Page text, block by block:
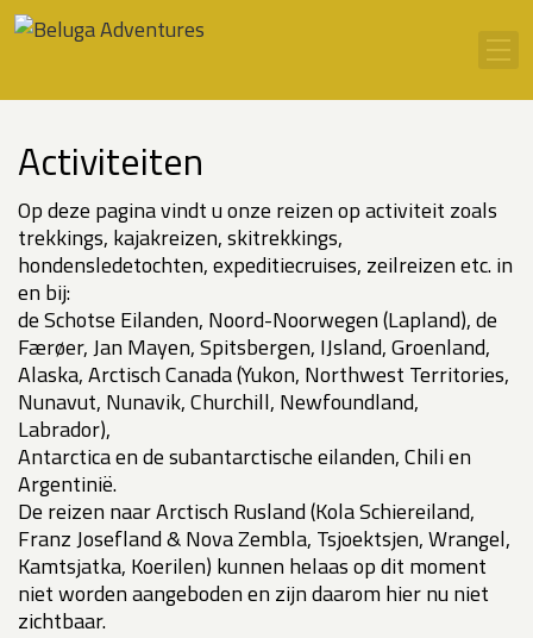
Ga naar inhoud
Activiteiten
Op deze pagina vindt u onze reizen op activiteit zoals
trekkings, kajakreizen, skitrekkings,
hondensledetochten, expeditiecruises, zeilreizen etc. in
en bij:
de Schotse Eilanden, Noord-Noorwegen (Lapland), de
Færøer, Jan Mayen, Spitsbergen, IJsland, Groenland,
Alaska, Arctisch Canada (Yukon, Northwest Territories,
Nunavut, Nunavik, Churchill, Newfoundland,
Labrador),
Antarctica en de subantarctische eilanden, Chili en
Argentinië.
De reizen naar Arctisch Rusland (Kola Schiereiland,
Franz Josefland & Nova Zembla, Tsjoektsjen, Wrangel,
Kamtsjatka, Koerilen) kunnen helaas op dit moment
niet worden aangeboden en zijn daarom hier nu niet
zichtbaar.